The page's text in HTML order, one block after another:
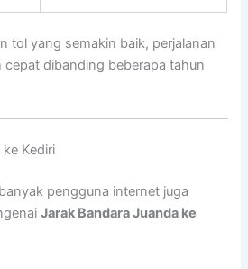
tol yang semakin baik, perjalanan
cepat dibanding beberapa tahun
Kediri
pengguna internet juga
Jarak Bandara Juanda ke